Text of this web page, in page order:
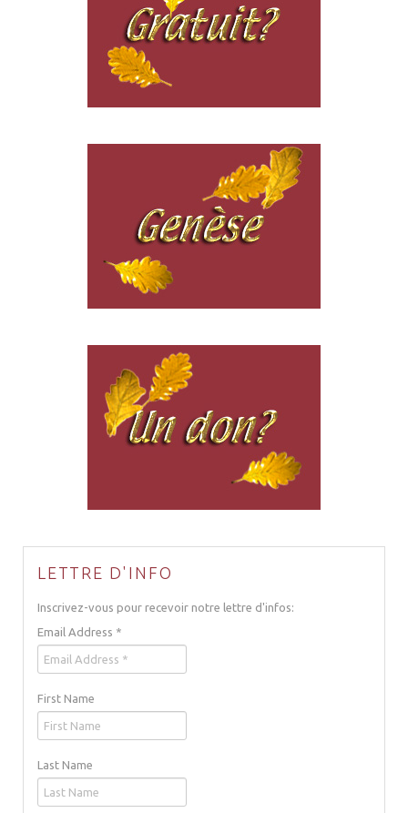
LETTRE D'INFO
Inscrivez-vous pour recevoir notre lettre d'infos:
Email Address *
First Name
Last Name